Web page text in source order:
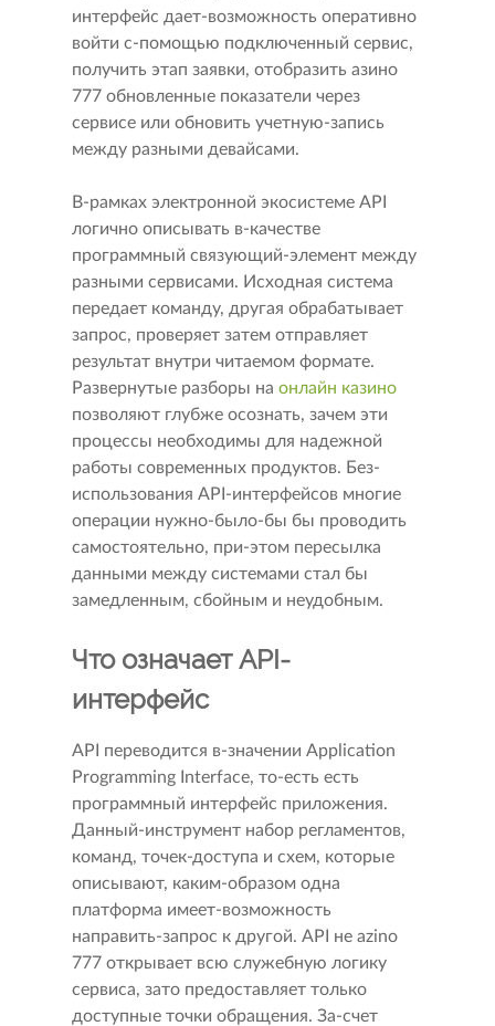
интерфейс дает-возможность оперативно
войти с-помощью подключенный сервис,
получить этап заявки, отобразить азино
777 обновленные показатели через
сервисе или обновить учетную-запись
между разными девайсами.
В-рамках электронной экосистеме API
логично описывать в-качестве
программный связующий-элемент между
разными сервисами. Исходная система
передает команду, другая обрабатывает
запрос, проверяет затем отправляет
результат внутри читаемом формате.
Развернутые разборы на онлайн казино
позволяют глубже осознать, зачем эти
процессы необходимы для надежной
работы современных продуктов. Без-
использования API-интерфейсов многие
операции нужно-было-бы бы проводить
самостоятельно, при-этом пересылка
данными между системами стал бы
замедленным, сбойным и неудобным.
Что означает API-
интерфейс
API переводится в-значении Application
Programming Interface, то-есть есть
программный интерфейс приложения.
Данный-инструмент набор регламентов,
команд, точек-доступа и схем, которые
описывают, каким-образом одна
платформа имеет-возможность
направить-запрос к другой. API не azino
777 открывает всю служебную логику
сервиса, зато предоставляет только
доступные точки обращения. За-счет